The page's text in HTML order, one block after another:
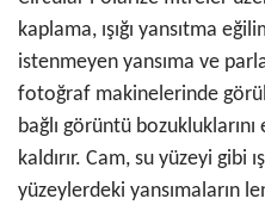
kaplama, ışığı yansıtma
istenmeyen yansıma ve
fotoğraf makinelerinde
bağlı görüntü
kaldırır. Cam, su yüzeyi gibi
yüzeylerdeki yansımaların